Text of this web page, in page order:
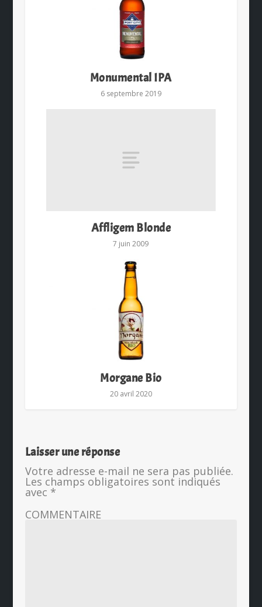
Monumental IPA
6 septembre 2019
Affligem Blonde
7 juin 2009
Morgane Bio
20 avril 2020
Laisser une réponse
Votre adresse e-mail ne sera pas publiée.
Les champs obligatoires sont indiqués
avec *
COMMENTAIRE